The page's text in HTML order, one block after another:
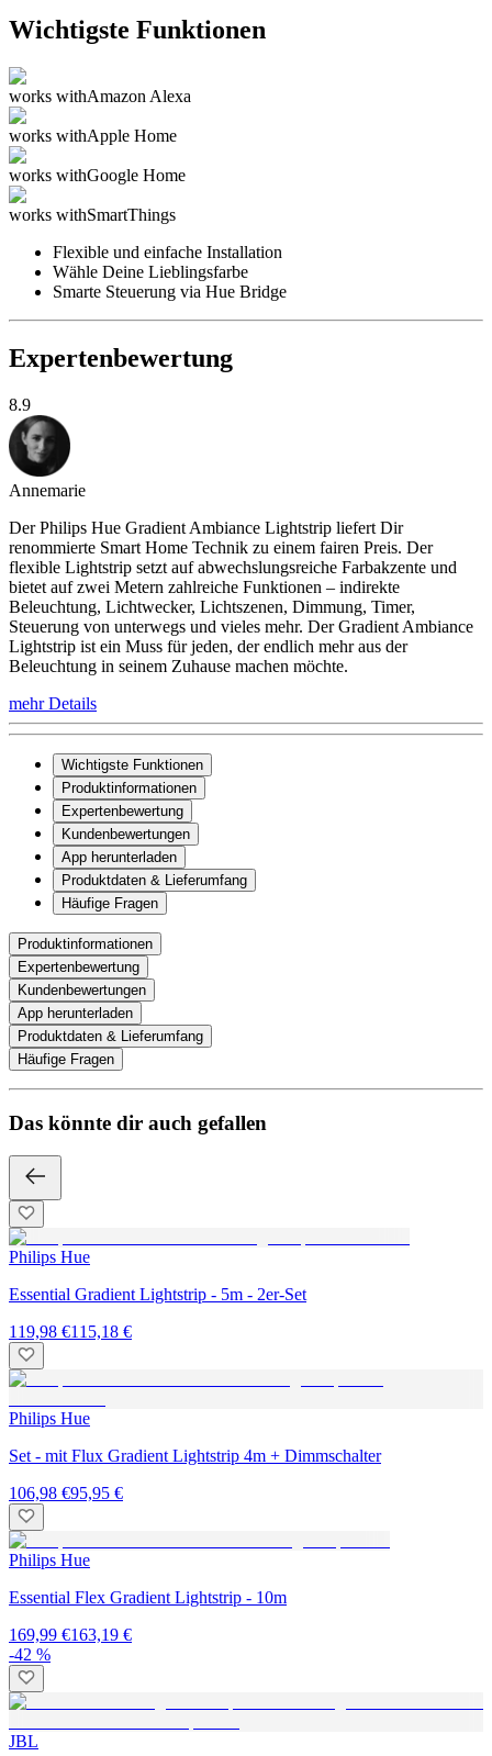
Wichtigste Funktionen
works withAmazon Alexa
works withApple Home
works withGoogle Home
works withSmartThings
Flexible und einfache Installation
Wähle Deine Lieblingsfarbe
Smarte Steuerung via Hue Bridge
Expertenbewertung
8.9
Annemarie
Der Philips Hue Gradient Ambiance Lightstrip liefert Dir
renommierte Smart Home Technik zu einem fairen Preis. Der
flexible Lightstrip setzt auf abwechslungsreiche Farbakzente und
bietet auf zwei Metern zahlreiche Funktionen – indirekte
Beleuchtung, Lichtwecker, Lichtszenen, Dimmung, Timer,
Steuerung von unterwegs und vieles mehr. Der Gradient Ambiance
Lightstrip ist ein Muss für jeden, der endlich mehr aus der
Beleuchtung in seinem Zuhause machen möchte.
mehr Details
Wichtigste Funktionen
Produktinformationen
Expertenbewertung
Kundenbewertungen
App herunterladen
Produktdaten & Lieferumfang
Häufige Fragen
Produktinformationen
Expertenbewertung
Kundenbewertungen
App herunterladen
Produktdaten & Lieferumfang
Häufige Fragen
Das könnte dir auch gefallen
Philips Hue
Essential Gradient Lightstrip - 5m - 2er-Set
119,98 €115,18 €
Philips Hue
Set - mit Flux Gradient Lightstrip 4m + Dimmschalter
106,98 €95,95 €
Philips Hue
Essential Flex Gradient Lightstrip - 10m
169,99 €163,19 €
-42 %
JBL